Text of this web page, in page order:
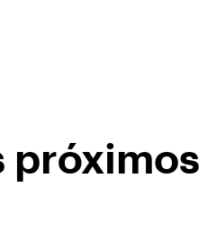
próximos